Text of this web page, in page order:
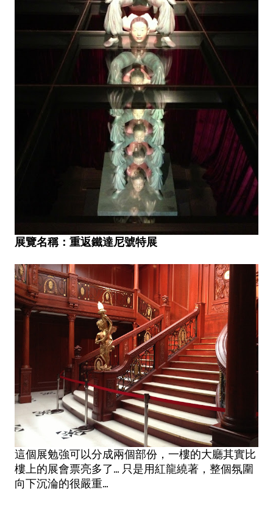
展覽名稱：重返鐵達尼號特展
這個展勉強可以分成兩個部份，一樓的大廳其實比
樓上的展會票亮多了... 只是用紅龍繞著，整個氛圍
向下沉淪的很嚴重...